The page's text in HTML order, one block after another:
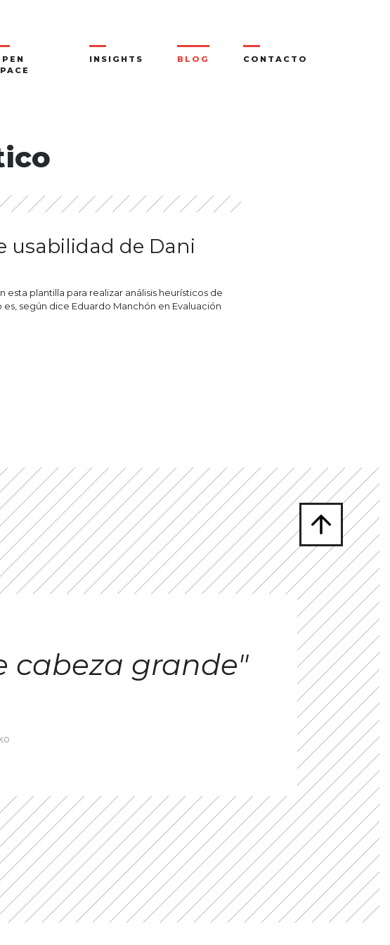
INSIGHTS BLOG CONTACTO
usabilidad de Dani
plantilla para realizar análisis heurísticos de
es, según dice Eduardo Manchón en Evaluación
cabeza grande"